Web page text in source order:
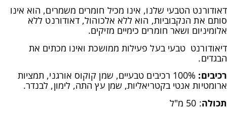
דאודורנט הטבעי שלנו, אינו מכיל חומרים משמרים, הוא אינו
סותם את הנקבוביות, הוא ללא אלכוהול, דאודורנט ללא
אלומיניום ושאר חומרים כימיים מזיקים.
דיאודורנט טבעי בעל פעילות ממושכת ואינו מכתים את
הבגדים.
רכיבים:
100% רכיבים טבעיים, שמן קוקוס אורגני, תמציות
ארומטיות אנטי בקטריאליות, שמן עץ התה, לימון, לבנדר.
תכולה: 50 מ"ל